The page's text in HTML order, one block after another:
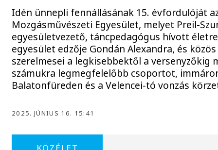
Idén ünnepli fennállásának 15. évfordulóját
Mozgásművészeti Egyesület, melyet Preil-
egyesületvezető, táncpedagógus hívott
egyesület edzője Gondán Alexandra, és
szerelmesei a legkisebbektől a versenyzőkig
számukra legmegfelelőbb csoportot,
Balatonfüreden és a Velencei-tó vonzás
2025. JÚNIUS 16. 15:41
KÖZÉLET